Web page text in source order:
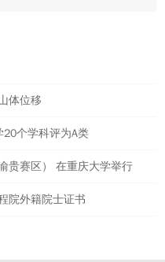
体位移
个学科评为A类
贵赛区） 在重庆大学举行
院外籍院士证书